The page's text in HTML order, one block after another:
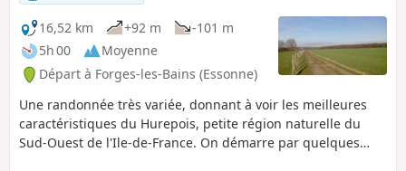
16,52 km
+92 m
-101 m
5h 00
Moyenne
Départ à Forges-les-Bains (Essonne)
Une randonnée très variée, donnant à voir les meilleures
caractéristiques du Hurepois, petite région naturelle du
Sud-Ouest de l'Ile-de-France. On démarre par quelques